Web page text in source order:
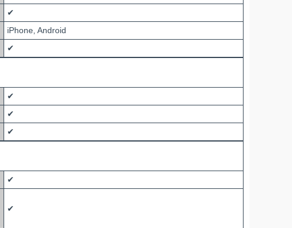
✔
iPhone, Android
✔
✔
✔
✔
✔
✔